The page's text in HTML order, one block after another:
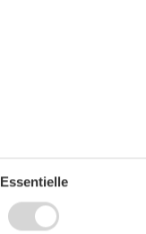
Essentielle